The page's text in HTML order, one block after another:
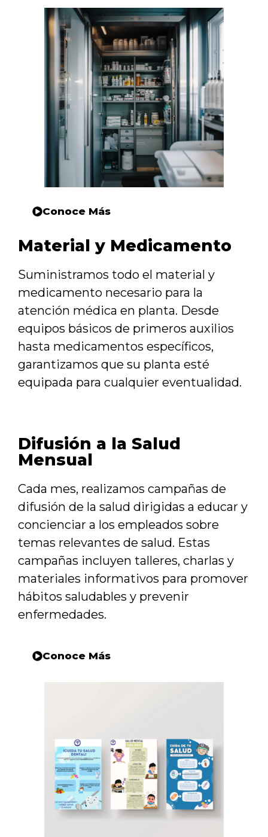
Conoce Más
Material y Medicamento
Suministramos todo el material y
medicamento necesario para la
atención médica en planta. Desde
equipos básicos de primeros auxilios
hasta medicamentos específicos,
garantizamos que su planta esté
equipada para cualquier eventualidad.
Difusión a la Salud
Mensual
Cada mes, realizamos campañas de
difusión de la salud dirigidas a educar y
concienciar a los empleados sobre
temas relevantes de salud. Estas
campañas incluyen talleres, charlas y
materiales informativos para promover
hábitos saludables y prevenir
enfermedades.
Conoce Más